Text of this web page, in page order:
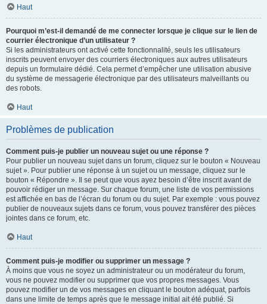
Haut
Pourquoi m’est-il demandé de me connecter lorsque je clique sur le lien de
courrier électronique d’un utilisateur ?
Si les administrateurs ont activé cette fonctionnalité, seuls les utilisateurs
inscrits peuvent envoyer des courriers électroniques aux autres utilisateurs
depuis un formulaire dédié. Cela permet d’empêcher une utilisation abusive
du système de messagerie électronique par des utilisateurs malveillants ou
des robots.
Haut
Problèmes de publication
Comment puis-je publier un nouveau sujet ou une réponse ?
Pour publier un nouveau sujet dans un forum, cliquez sur le bouton « Nouveau
sujet ». Pour publier une réponse à un sujet ou un message, cliquez sur le
bouton « Répondre ». Il se peut que vous ayez besoin d’être inscrit avant de
pouvoir rédiger un message. Sur chaque forum, une liste de vos permissions
est affichée en bas de l’écran du forum ou du sujet. Par exemple : vous pouvez
publier de nouveaux sujets dans ce forum, vous pouvez transférer des pièces
jointes dans ce forum, etc.
Haut
Comment puis-je modifier ou supprimer un message ?
À moins que vous ne soyez un administrateur ou un modérateur du forum,
vous ne pouvez modifier ou supprimer que vos propres messages. Vous
pouvez modifier un de vos messages en cliquant le bouton adéquat, parfois
dans une limite de temps après que le message initial ait été publié. Si